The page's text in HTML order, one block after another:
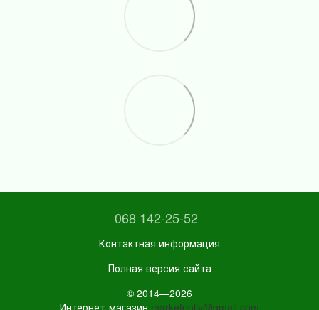
068 142-25-52
Контактная информация
Полная версия сайта
© 2014—2026
Интернет-магазин marketpoliv@gmail.com